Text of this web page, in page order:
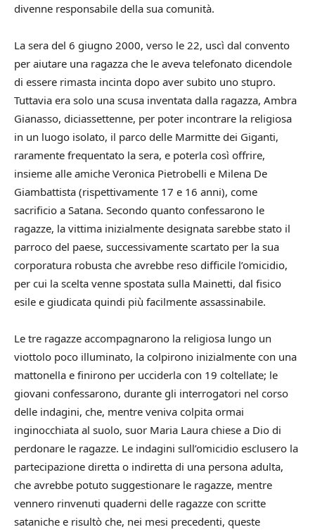
divenne responsabile della sua comunità.
La sera del 6 giugno 2000, verso le 22, uscì dal convento
per aiutare una ragazza che le aveva telefonato dicendole
di essere rimasta incinta dopo aver subito uno stupro.
Tuttavia era solo una scusa inventata dalla ragazza, Ambra
Gianasso, diciassettenne, per poter incontrare la religiosa
in un luogo isolato, il parco delle Marmitte dei Giganti,
raramente frequentato la sera, e poterla così offrire,
insieme alle amiche Veronica Pietrobelli e Milena De
Giambattista (rispettivamente 17 e 16 anni), come
sacrificio a Satana. Secondo quanto confessarono le
ragazze, la vittima inizialmente designata sarebbe stato il
parroco del paese, successivamente scartato per la sua
corporatura robusta che avrebbe reso difficile l’omicidio,
per cui la scelta venne spostata sulla Mainetti, dal fisico
esile e giudicata quindi più facilmente assassinabile.
Le tre ragazze accompagnarono la religiosa lungo un
viottolo poco illuminato, la colpirono inizialmente con una
mattonella e finirono per ucciderla con 19 coltellate; le
giovani confessarono, durante gli interrogatori nel corso
delle indagini, che, mentre veniva colpita ormai
inginocchiata al suolo, suor Maria Laura chiese a Dio di
perdonare le ragazze. Le indagini sull’omicidio esclusero la
partecipazione diretta o indiretta di una persona adulta,
che avrebbe potuto suggestionare le ragazze, mentre
vennero rinvenuti quaderni delle ragazze con scritte
sataniche e risultò che, nei mesi precedenti, queste